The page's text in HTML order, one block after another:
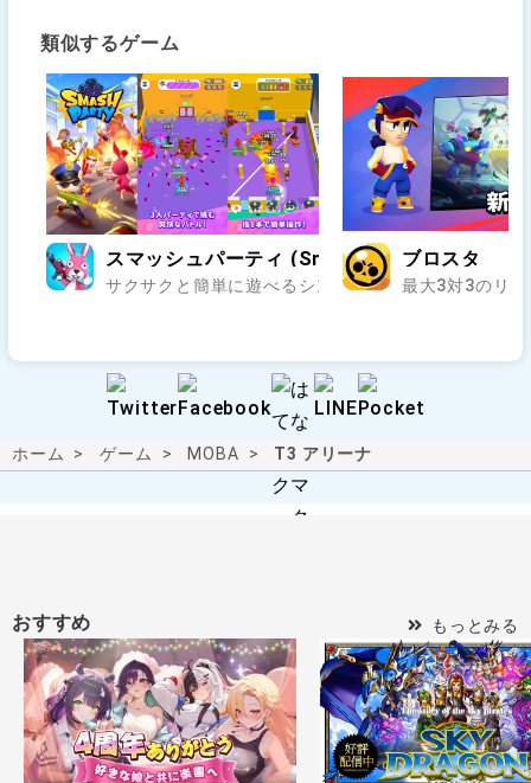
類似するゲーム
スマッシュパーティ (Smash Party)
サクサクと簡単に遊べるシンプルなMOBA！..
ブロスタ
最大3対3のリ
ホーム ゲーム MOBA T3 アリーナ
おすすめ もっとみる